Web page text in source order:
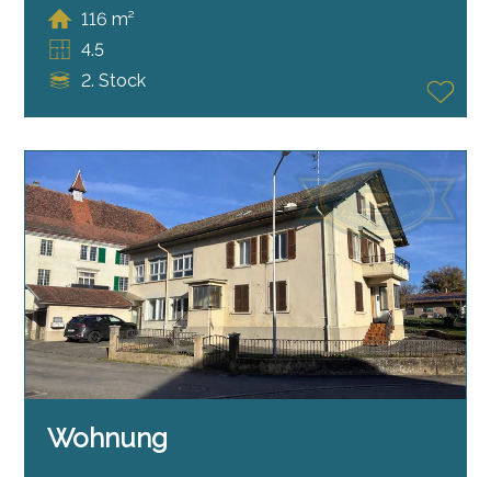
116 m²
4.5
2. Stock
Wohnung